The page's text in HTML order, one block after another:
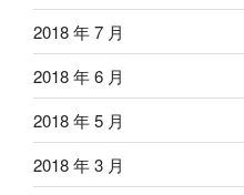
2018 年 7 月
2018 年 6 月
2018 年 5 月
2018 年 3 月